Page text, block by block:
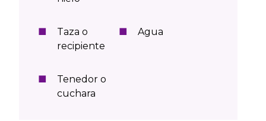
Taza o
recipiente
Agua
Tenedor o
cuchara